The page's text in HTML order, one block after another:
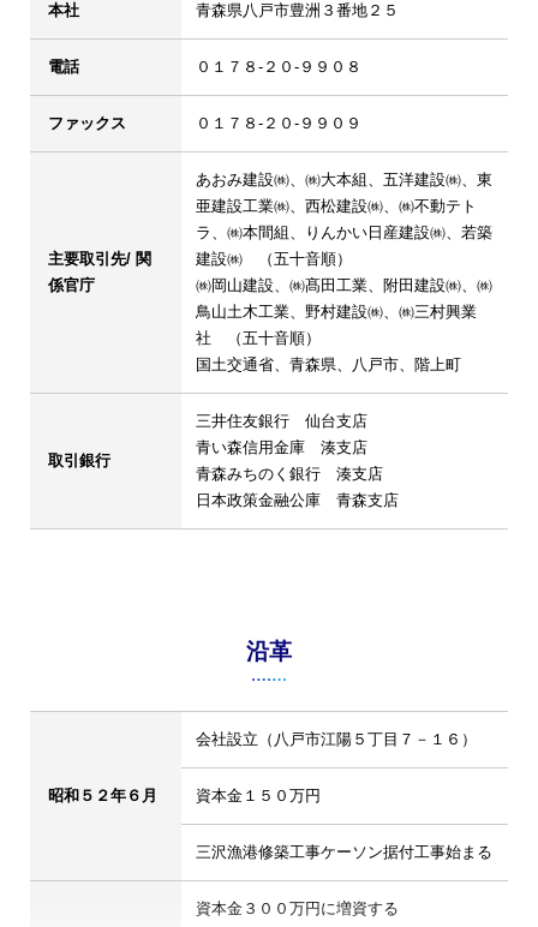
本社 青森県八戸市豊洲３番地２５
電話 ０１７８-２０-９９０８
ファックス ０１７８-２０-９９０９
主要取引先/ 関
係官庁
あおみ建設㈱、㈱大本組、五洋建設㈱、東
亜建設工業㈱、西松建設㈱、㈱不動テト
ラ、㈱本間組、りんかい日産建設㈱、若築
建設㈱ （五十音順）
㈱岡山建設、㈱髙田工業、附田建設㈱、㈱
鳥山土木工業、野村建設㈱、㈱三村興業
社 （五十音順）
国土交通省、青森県、八戸市、階上町
取引銀行
三井住友銀行 仙台支店
青い森信用金庫 湊支店
青森みちのく銀行 湊支店
日本政策金融公庫 青森支店
沿革
昭和５２年６月
会社設立（八戸市江陽５丁目７－１６）
資本金１５０万円
三沢漁港修築工事ケーソン据付工事始まる
資本金３００万円に増資する